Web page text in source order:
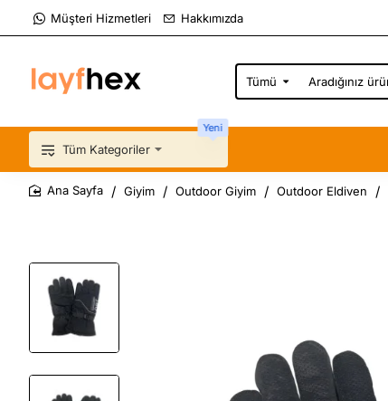
Müşteri Hizmetleri Hakkımızda
Tümü
Aradığınız
ürün,
kategori...
Tüm Kategoriler
Yeni
Giyim Outdoor Giyim Outdoor Eldiven